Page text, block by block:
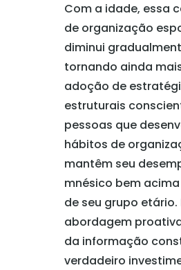
Com a idade, essa
de organização
diminui
tornando ainda
adoção de
estruturais
pessoas que
hábitos de
mantêm seu
mnésico bem
de seu grupo etário.
abordagem
da informação
verdadeiro